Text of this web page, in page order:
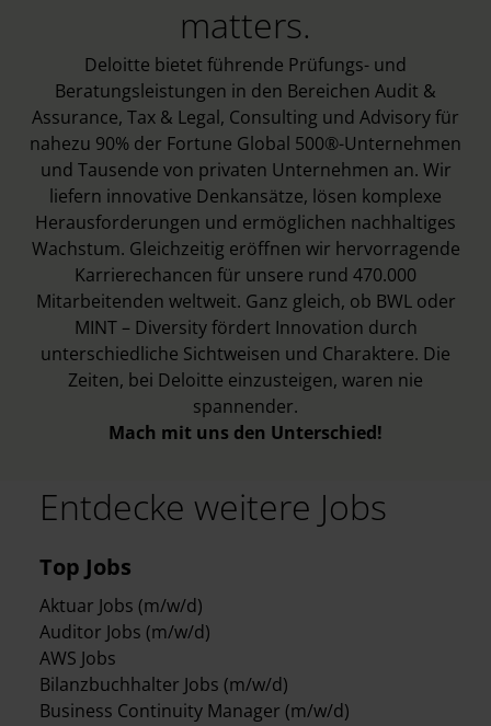
matters.
Deloitte bietet führende Prüfungs- und
Beratungsleistungen in den Bereichen Audit &
Assurance, Tax & Legal, Consulting und Advisory für
nahezu 90% der Fortune Global 500®-Unternehmen
und Tausende von privaten Unternehmen an. Wir
liefern innovative Denkansätze, lösen komplexe
Herausforderungen und ermöglichen nachhaltiges
Wachstum. Gleichzeitig eröffnen wir hervorragende
Karrierechancen für unsere rund 470.000
Mitarbeitenden weltweit. Ganz gleich, ob BWL oder
MINT – Diversity fördert Innovation durch
unterschiedliche Sichtweisen und Charaktere. Die
Zeiten, bei Deloitte einzusteigen, waren nie
spannender.
Mach mit uns den Unterschied!
Entdecke weitere Jobs
Top Jobs
Aktuar Jobs (m/w/d)
Auditor Jobs (m/w/d)
AWS Jobs
Bilanzbuchhalter Jobs (m/w/d)
Business Continuity Manager (m/w/d)